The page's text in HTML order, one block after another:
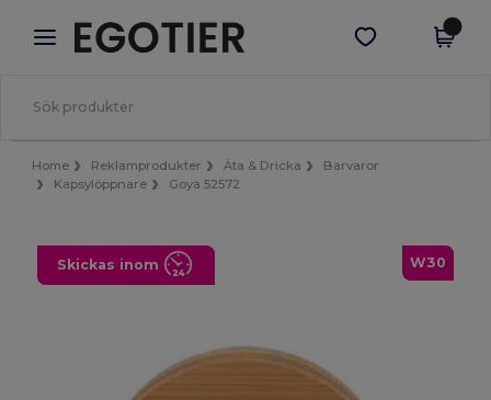
× Egotier-app
Bättre priser i appen!
Hämta app
Home Reklamprodukter Äta & Dricka
Barvaror
Kapsylöppnare
Goya 52572
W30
Skickas inom